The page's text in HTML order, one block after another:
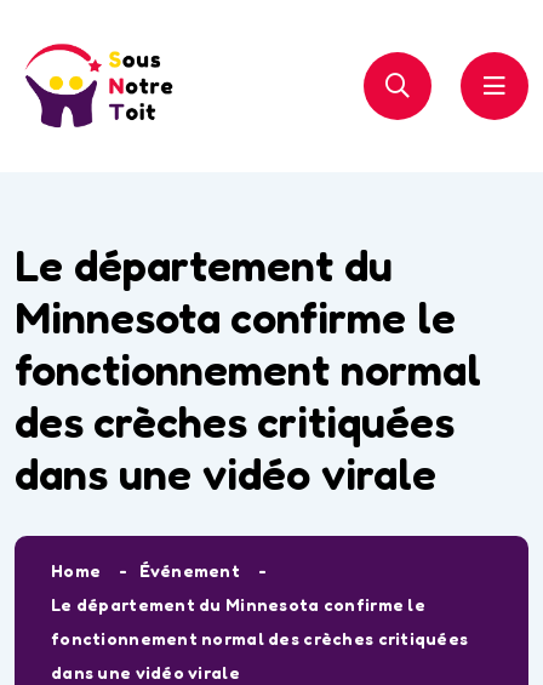
Le département du
Minnesota confirme le
fonctionnement normal
des crèches critiquées
dans une vidéo virale
Home
Événement
Le département du Minnesota confirme le
fonctionnement normal des crèches critiquées
dans une vidéo virale